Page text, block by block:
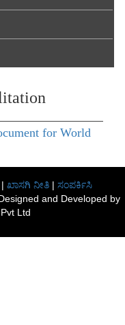
for World
| ಖಾಸಗಿ ನೀತಿ | ಸಂಪರ್ಕಿಸಿ
and Developed by
Ltd